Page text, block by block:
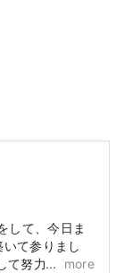
して、今日ま
て参りまし
て努力をし続
more